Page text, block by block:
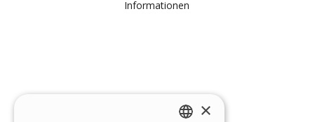
Informationen
×